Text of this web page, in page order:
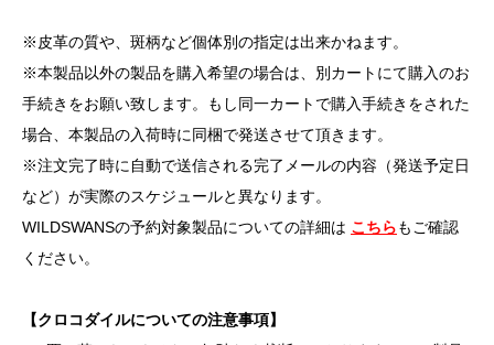
※皮革の質や、斑柄など個体別の指定は出来かねます。
※本製品以外の製品を購入希望の場合は、別カートにて購入のお
手続きをお願い致します。もし同一カートで購入手続きをされた
場合、本製品の入荷時に同梱で発送させて頂きます。
※注文完了時に自動で送信される完了メールの内容（発送予定日
など）が実際のスケジュールと異なります。
WILDSWANSの予約対象製品についての詳細は こちらもご確認
ください。
【クロコダイルについての注意事項】